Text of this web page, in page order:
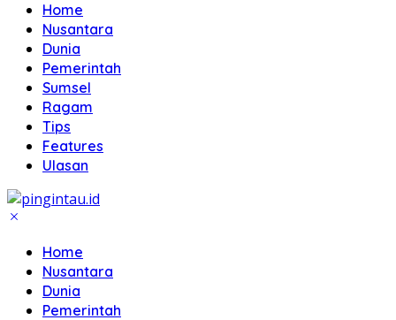
Home
Nusantara
Dunia
Pemerintah
Sumsel
Ragam
Tips
Features
Ulasan
Home
Nusantara
Dunia
Pemerintah